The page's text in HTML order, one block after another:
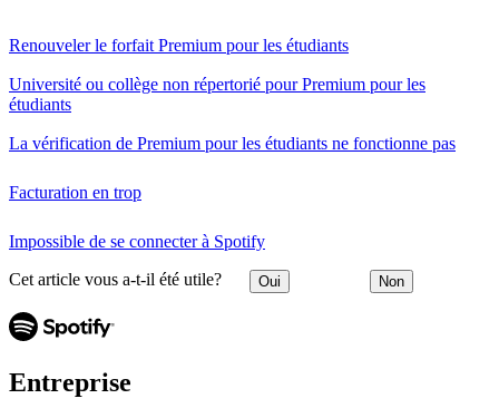
Renouveler le forfait Premium pour les étudiants
Université ou collège non répertorié pour Premium pour les
étudiants
La vérification de Premium pour les étudiants ne fonctionne pas
Facturation en trop
Impossible de se connecter à Spotify
Cet article vous a-t-il été utile? Oui Non
Entreprise